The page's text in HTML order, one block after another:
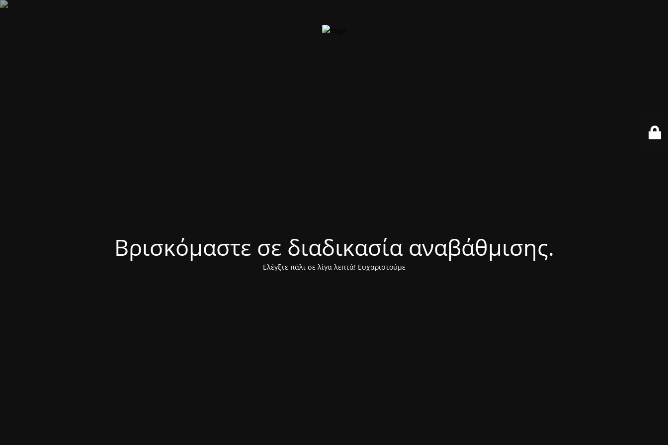
Βρισκόμαστε σε διαδικασία αναβάθμισης.
Ελέγξτε πάλι σε λίγα λεπτά! Ευχαριστούμε